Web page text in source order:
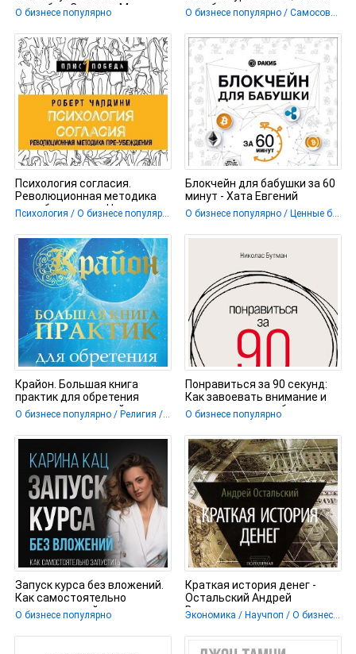
способы - Самитов Марат
О бизнесе популярно
приобрести привычки,
О бизнесе популярно / Самосовершенствование
Психология согласия.
Революционная методика
пре-убеждения - Чалдини
Психология / О бизнесе популярно
Блокчейн для бабушки за 60
минут - Хата Евгений
О бизнесе популярно / Ценные бумаги и инвестиции
Крайон. Большая книга
практик для обретения
сверхвозможностей -
Шмидт Тамара
О бизнесе популярно / Религия / Эзотерика
Понравиться за 90 секунд:
Как завоевать внимание и
расположить к себе -
О бизнесе популярно
Запуск курса без вложений.
Как самостоятельно
запустить свой курс или
О бизнесе популярно
Краткая история денег -
Остальский Андрей
Всеволодович
Экономика / Научпоп / О бизнесе популярно